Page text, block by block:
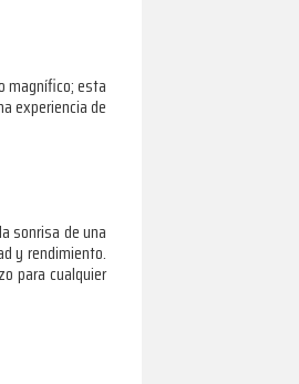
magnífico; esta
experiencia de
sonrisa de una
y rendimiento.
para cualquier